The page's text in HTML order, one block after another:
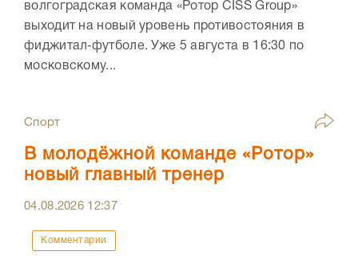
волгоградская команда «Ротор CISS Group»
выходит на новый уровень противостояния в
фиджитал‑футболе. Уже 5 августа в 16:30 по
московскому...
Спорт
В молодёжной команде «Ротор»
новый главный тренер
04.08.2026 12:37
Комментарии